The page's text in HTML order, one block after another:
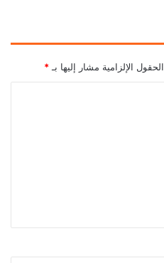
الحقول الإلزامية مشار إليها بـ *